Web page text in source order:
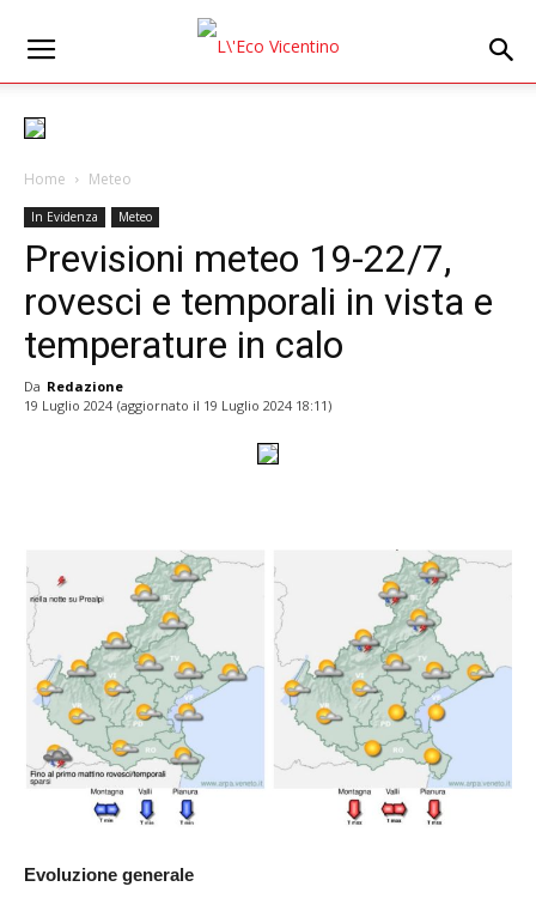
Home Meteo
In Evidenza Meteo
Previsioni meteo 19-22/7,
rovesci e temporali in vista e
temperature in calo
Da Redazione
19 Luglio 2024 (aggiornato il 19 Luglio 2024 18:11)
Evoluzione generale